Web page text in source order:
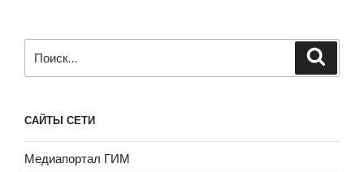
САЙТЫ СЕТИ
Медиапортал ГИМ